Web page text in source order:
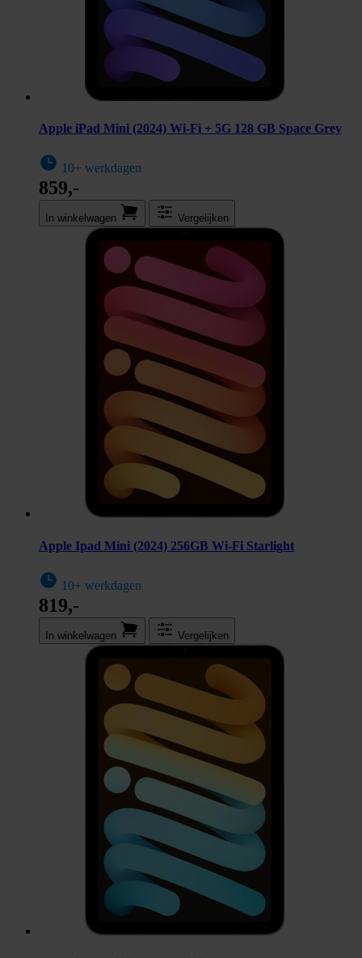
Apple iPad Mini (2024) Wi-Fi + 5G 128 GB Space Grey
10+ werkdagen
859,-
In winkel­wagen Vergelijken
Apple Ipad Mini (2024) 256GB Wi-Fi Starlight
10+ werkdagen
819,-
In winkel­wagen Vergelijken